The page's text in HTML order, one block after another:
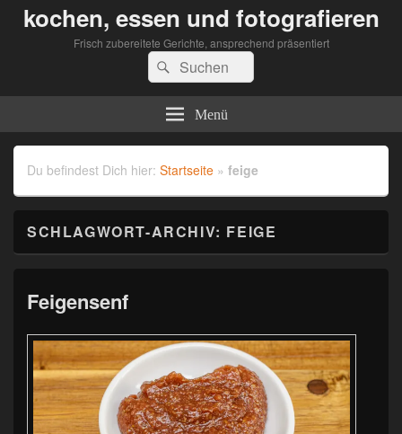
kochen, essen und fotografieren
Frisch zubereitete Gerichte, ansprechend präsentiert
Suchen
nach:
Suchen
Menü
Du befindest Dich hier: Startseite » feige
SCHLAGWORT-ARCHIV: FEIGE
Feigensenf